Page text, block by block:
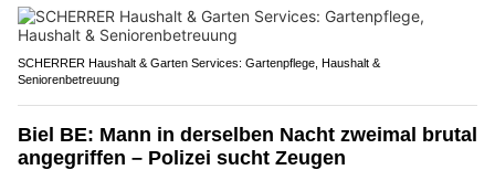
SCHERRER Haushalt & Garten Services: Gartenpflege, Haushalt &
Seniorenbetreuung
Biel BE: Mann in derselben Nacht zweimal brutal
angegriffen – Polizei sucht Zeugen